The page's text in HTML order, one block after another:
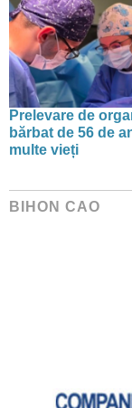
Prelevare de
bărbat de 56 de
multe vieți
BIHON CAO